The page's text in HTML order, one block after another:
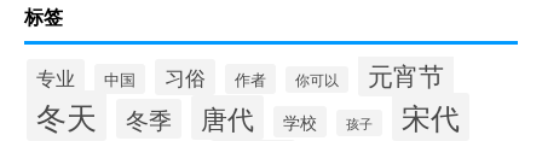
标签
专业 中国 习俗 作者 你可以 元宵节
冬天 冬季 唐代 学校 孩子 宋代